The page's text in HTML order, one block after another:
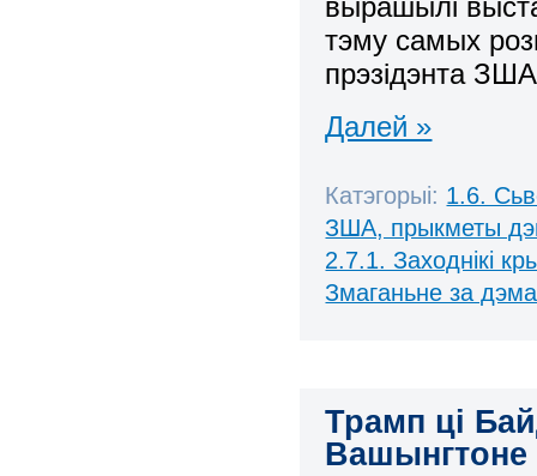
тэму самых
прэзідэнта
Далей »
Катэгорыі: 1.6.
ЗША, прыкметы
2.7.1. Заходнікі
Змаганьне за
Трамп ці
Вашынгтоне